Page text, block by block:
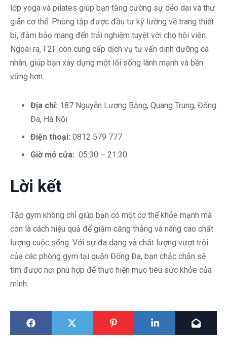
lớp yoga và pilates giúp bạn tăng cường sự dẻo dai và thư
giãn cơ thể. Phòng tập được đầu tư kỹ lưỡng về trang thiết
bị, đảm bảo mang đến trải nghiệm tuyệt vời cho hội viên.
Ngoài ra, F2F còn cung cấp dịch vụ tư vấn dinh dưỡng cá
nhân, giúp bạn xây dựng một lối sống lành mạnh và bền
vững hơn.
Địa chỉ: 187 Nguyễn Lương Bằng, Quang Trung, Đống
Đa, Hà Nội
Điện thoại: 0812 579 777
Giờ mở cửa: 05:30 – 21:30
Lời kết
Tập gym không chỉ giúp bạn có một cơ thể khỏe mạnh mà
còn là cách hiệu quả để giảm căng thẳng và nâng cao chất
lượng cuộc sống. Với sự đa dạng và chất lượng vượt trội
của các phòng gym tại quận Đống Đa, bạn chắc chắn sẽ
tìm được nơi phù hợp để thực hiện mục tiêu sức khỏe của
mình.